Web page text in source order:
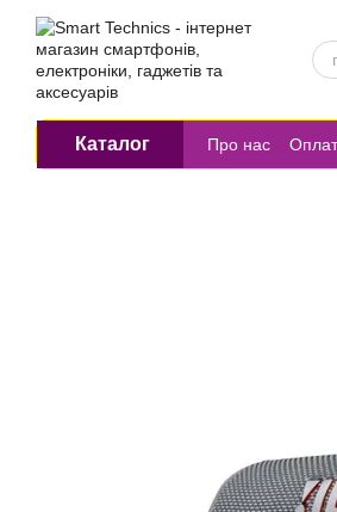
Перейти до основного контенту
Каталог Про нас